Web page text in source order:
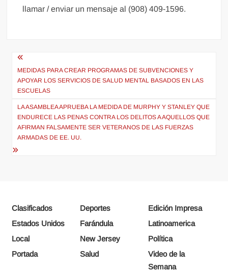
llamar / enviar un mensaje al (908) 409-1596.
Navegación
de
entradas
MEDIDAS PARA CREAR PROGRAMAS DE SUBVENCIONES Y
APOYAR LOS SERVICIOS DE SALUD MENTAL BASADOS EN LAS
ESCUELAS
LA ASAMBLEA APRUEBA LA MEDIDA DE MURPHY Y STANLEY QUE
ENDURECE LAS PENAS CONTRA LOS DELITOS A AQUELLOS QUE
AFIRMAN FALSAMENTE SER VETERANOS DE LAS FUERZAS
ARMADAS DE EE. UU.
Clasificados Deportes
Edición Impresa
Estados Unidos
Farándula
Latinoamerica
Local
New Jersey
Política
Portada
Salud
Video de la
Semana